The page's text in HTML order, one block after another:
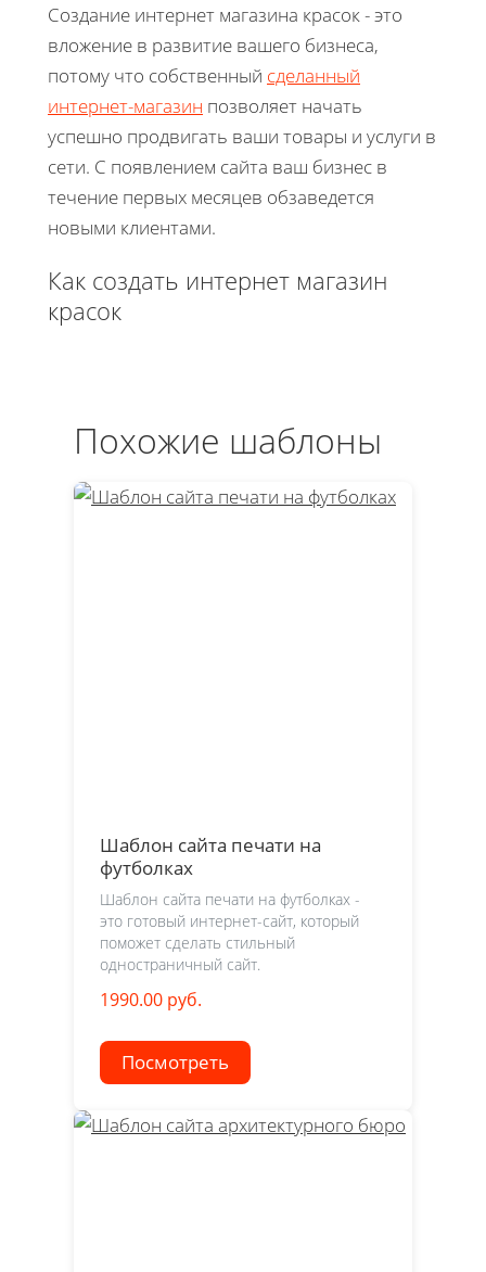
Создание интернет магазина красок - это
вложение в развитие вашего бизнеса,
потому что собственный сделанный
интернет-магазин позволяет начать
успешно продвигать ваши товары и услуги в
сети. С появлением сайта ваш бизнес в
течение первых месяцев обзаведется
новыми клиентами.
Как создать интернет магазин
красок
Похожие шаблоны
Шаблон сайта печати на
футболках
Шаблон сайта печати на футболках -
это готовый интернет-сайт, который
поможет сделать стильный
одностраничный сайт.
1990.00 руб.
Посмотреть